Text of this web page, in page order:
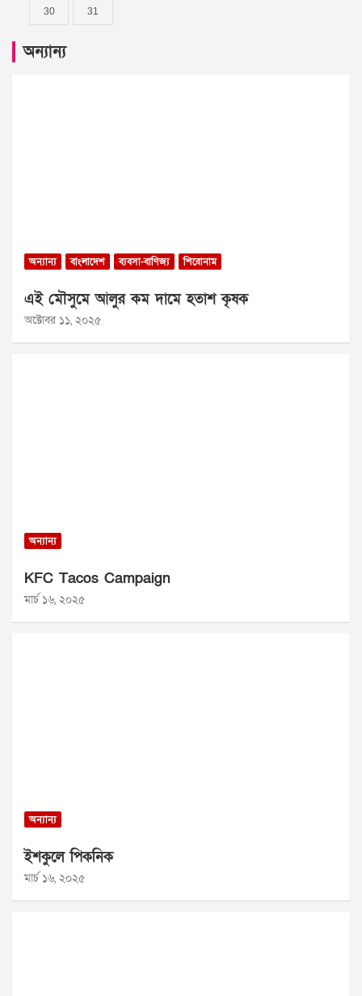
30 31
অন্যান্য
অন্যান্য বাংলাদেশ ব্যবসা-বাণিজ্য শিরোনাম
এই মৌসুমে আলুর কম দামে হতাশ কৃষক
অক্টোবর ১১, ২০২৫
অন্যান্য
KFC Tacos Campaign
মার্চ ১৬, ২০২৫
অন্যান্য
ইশকুলে পিকনিক
মার্চ ১৬, ২০২৫